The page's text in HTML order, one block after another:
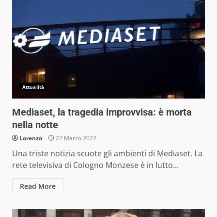
Attualità
Mediaset, la tragedia improvvisa: è morta
nella notte
Lorenzo 22 Marzo 2022
Una triste notizia scuote gli ambienti di Mediaset. La
rete televisiva di Cologno Monzese è in lutto...
Read More